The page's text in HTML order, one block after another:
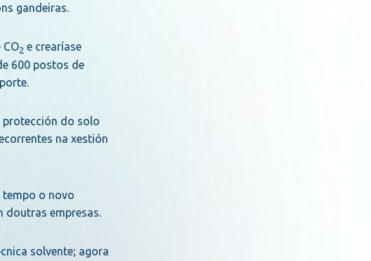
gandeiras.
2 e crearíase
600 postos de
protección do solo
na xestión
o novo
doutras empresas.
solvente; agora